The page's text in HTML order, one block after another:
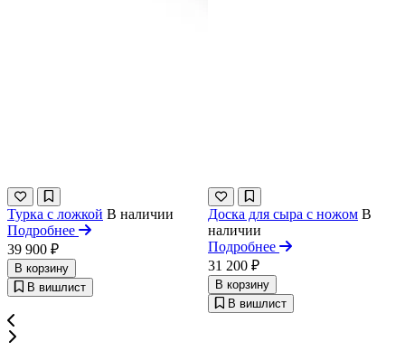
Турка с ложкой В наличии
Подробнее
39 900 ₽
В корзину
В вишлист
Доска для сыра с ножом В
наличии
Подробнее
31 200 ₽
В корзину
В вишлист